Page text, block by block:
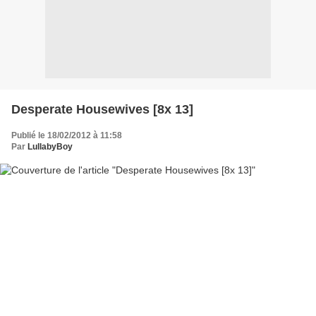
Desperate Housewives [8x 13]
Publié le 18/02/2012 à 11:58
Par LullabyBoy